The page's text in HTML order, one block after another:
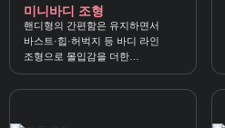
미니바디 조형
핸디형의 간편함은 유지하면서
바스트·힙·허벅지 등 바디 라인
조형으로 몰입감을 더한
타입입니다. 토르소보다 부담이
적고 콘셉트 자극을 가볍게 즐기기